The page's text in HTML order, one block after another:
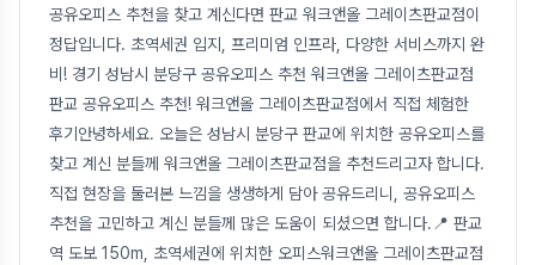
공유오피스 추천을 찾고 계신다면 판교 워크앤올 그레이츠판교점이
정답입니다. 초역세권 입지, 프리미엄 인프라, 다양한 서비스까지 완
비! 경기 성남시 분당구 공유오피스 추천 워크앤올 그레이츠판교점
판교 공유오피스 추천! 워크앤올 그레이츠판교점에서 직접 체험한
후기안녕하세요. 오늘은 성남시 분당구 판교에 위치한 공유오피스를
찾고 계신 분들께 워크앤올 그레이츠판교점을 추천드리고자 합니다.
직접 현장을 둘러본 느낌을 생생하게 담아 공유드리니, 공유오피스
추천을 고민하고 계신 분들께 많은 도움이 되셨으면 합니다.📍 판교
역 도보 150m, 초역세권에 위치한 오피스워크앤올 그레이츠판교점